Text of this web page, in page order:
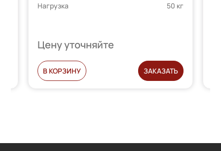
пользователей
Нагрузка
50 кг
Цену уточняйте
В КОРЗИНУ ЗАКАЗАТЬ